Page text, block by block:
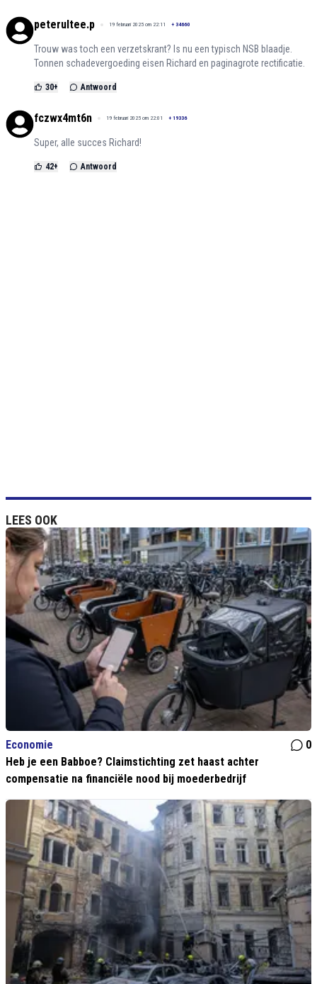
peterultee.p 19 februari 2025 om 22:11 + 34660
Trouw was toch een verzetskrant? Is nu een typisch NSB blaadje.
Tonnen schadevergoeding eisen Richard en paginagrote rectificatie.
30+ Antwoord
fczwx4mt6n 19 februari 2025 om 22:01 + 19336
Super, alle succes Richard!
42+ Antwoord
LEES OOK
Economie
0
Heb je een Babboe? Claimstichting zet haast achter
compensatie na financiële nood bij moederbedrijf